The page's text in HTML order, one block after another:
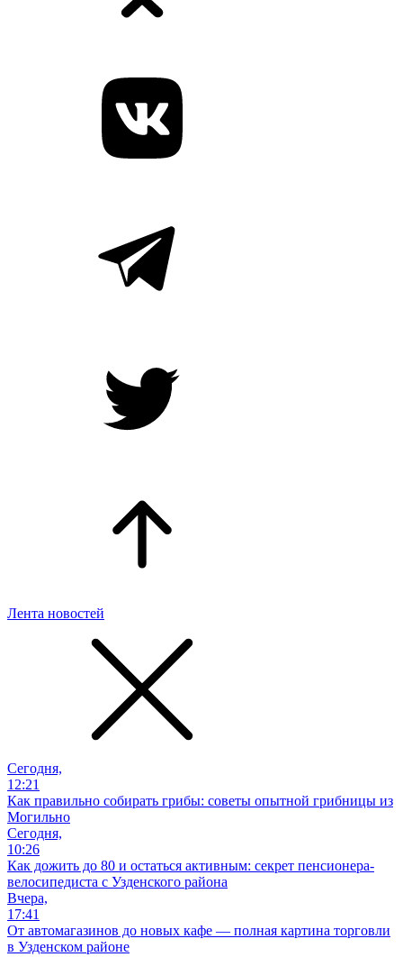
Лента новостей
Сегодня,
12:21
Как правильно собирать грибы: советы опытной грибницы из
Могильно
Сегодня,
10:26
Как дожить до 80 и остаться активным: секрет пенсионера-
велосипедиста с Узденского района
Вчера,
17:41
От автомагазинов до новых кафе — полная картина торговли
в Узденском районе